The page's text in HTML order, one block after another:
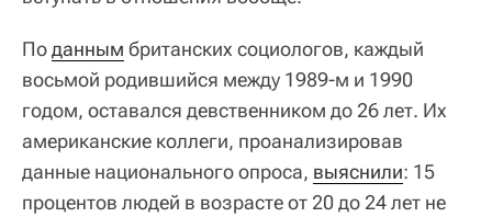
Поданным британских социологов, каждый
восьмой родившийся между 1989-м и 1990
годом, оставался девственником до 26 лет. Их
американские коллеги, проанализировав
данные национального опроса, выяснили: 15
процентов людей в возрасте от 20 до 24 лет не